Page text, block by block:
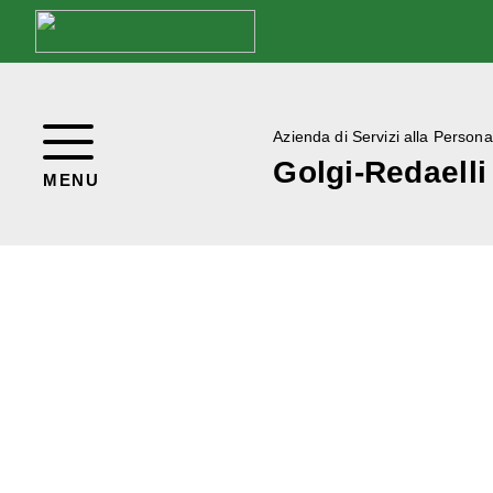
MENU
Azienda di Servizi alla Persona
Golgi-Redaelli